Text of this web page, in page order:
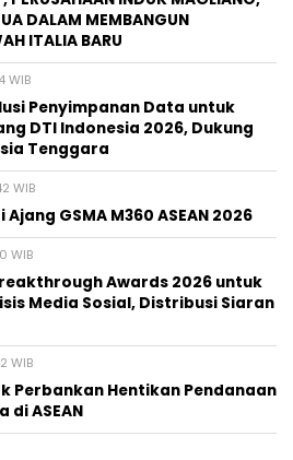
DALAM MEMBANGUN
ITALIA BARU
WIB
Penyimpanan Data untuk
DTI Indonesia 2026, Dukung
Tenggara
WIB
GSMA M360 ASEAN 2026
WIB
Awards 2026 untuk
Media Sosial, Distribusi Siaran
WIB
Perbankan Hentikan Pendanaan
di ASEAN